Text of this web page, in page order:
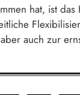
hat, ist das
auch zur